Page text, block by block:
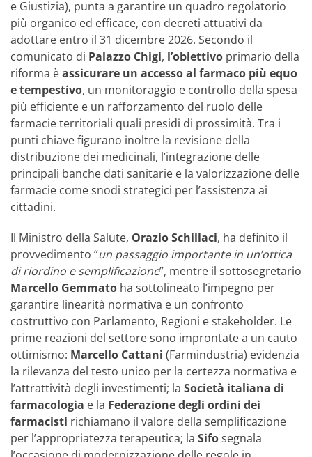
e Giustizia), punta a garantire un quadro regolatorio
più organico ed efficace, con decreti attuativi da
adottare entro il 31 dicembre 2026. Secondo il
comunicato di Palazzo Chigi, l’obiettivo primario della
riforma èassicurare un accesso al farmaco più equo
e tempestivo, un monitoraggio e controllo della spesa
più efficiente e un rafforzamento del ruolo delle
farmacie territoriali quali presidi di prossimità. Tra i
punti chiave figurano inoltre la revisione della
distribuzione dei medicinali, l’integrazione delle
principali banche dati sanitarie e la valorizzazione delle
farmacie come snodi strategici per l’assistenza ai
cittadini.
Il Ministro della Salute, Orazio Schillaci, ha definito il
provvedimento “un passaggio importante in un’ottica
di riordino e semplificazione”, mentre il sottosegretario
Marcello Gemmato ha sottolineato l’impegno per
garantire linearità normativa e un confronto
costruttivo con Parlamento, Regioni e stakeholder. Le
prime reazioni del settore sono improntate a un cauto
ottimismo: Marcello Cattani (Farmindustria) evidenzia
la rilevanza del testo unico per la certezza normativa e
l’attrattività degli investimenti; la Società italiana di
farmacologia e la Federazione degli ordini dei
farmacisti richiamano il valore della semplificazione
per l’appropriatezza terapeutica; la Sifosegnala